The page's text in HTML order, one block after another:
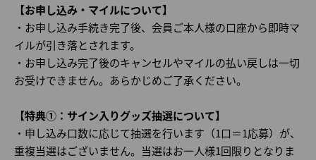
【お申し込み・マイルについて】
・お申し込み手続き完了後、会員ご本人様の口座から即時マ
イルが引き落とされます。
・お申し込み完了後のキャンセルやマイルの払い戻しは一切
お受けできません。あらかじめご了承ください。
【特典①：サイン入りグッズ抽選について】
・申し込み口数に応じて抽選を行います（1口＝1応募）が、
重複当選はございません。当選はお一人様1回限りとなりま